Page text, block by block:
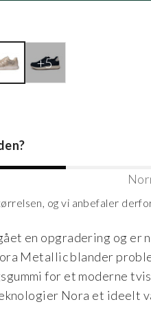
og vi anbefaler
en opgradering og er
Metallic blander
for et moderne
Nora et ideelt